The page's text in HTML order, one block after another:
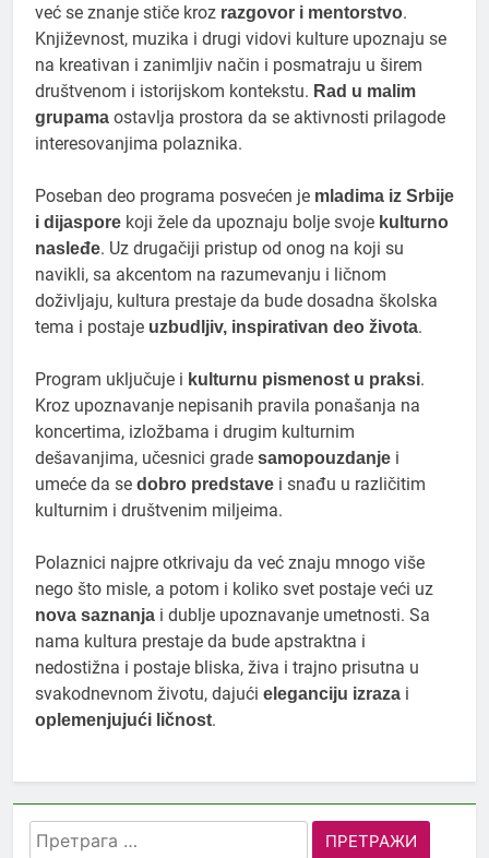
već se znanje stiče kroz razgovor i mentorstvo.
Književnost, muzika i drugi vidovi kulture upoznaju se
na kreativan i zanimljiv način i posmatraju u širem
društvenom i istorijskom kontekstu. Rad u malim
grupama ostavlja prostora da se aktivnosti prilagode
interesovanjima polaznika.
Poseban deo programa posvećen je mladima iz Srbije
i dijaspore koji žele da upoznaju bolje svoje kulturno
nasleđe. Uz drugačiji pristup od onog na koji su
navikli, sa akcentom na razumevanju i ličnom
doživljaju, kultura prestaje da bude dosadna školska
tema i postaje uzbudljiv, inspirativan deo života.
Program uključuje i kulturnu pismenost u praksi.
Kroz upoznavanje nepisanih pravila ponašanja na
koncertima, izložbama i drugim kulturnim
dešavanjima, učesnici grade samopouzdanje i
umeće da se dobro predstave i snađu u različitim
kulturnim i društvenim miljeima.
Polaznici najpre otkrivaju da već znaju mnogo više
nego što misle, a potom i koliko svet postaje veći uz
nova saznanja i dublje upoznavanje umetnosti. Sa
nama kultura prestaje da bude apstraktna i
nedostižna i postaje bliska, živa i trajno prisutna u
svakodnevnom životu, dajući eleganciju izraza i
oplemenjujući ličnost.
Претрага